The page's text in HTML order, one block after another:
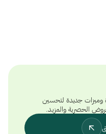
وميزات جديدة لتحسين
الحصرية والمزيد.